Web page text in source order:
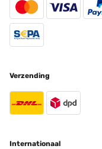
Verzending
Internationaal